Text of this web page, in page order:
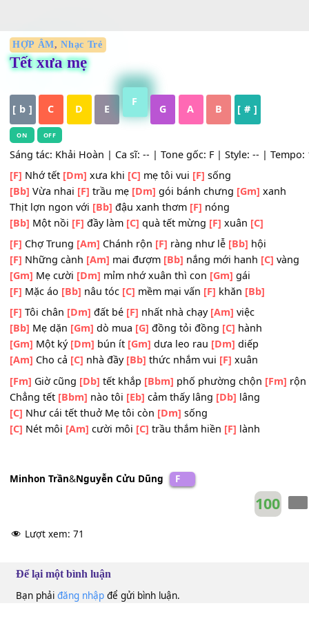
Tết xưa mẹ
[ b ] C D E G A B [ # ]
Sáng tác: Khải Hoàn | Ca sĩ: -- | Tone gốc: F | Style: -- |
[F]Nhớ tết [Dm]xưa khi [C]mẹ tôi vui[F]sống
[Bb]Vừa nhai[F]trầu mẹ[Dm]gói bánh chưng[Gm]
Thịt lợn ngon với[Bb]đậu xanh thơm [F]nóng
[Bb] Một nồi[F]đầy làm[C]quà tết mừng[F]xuân
Chợ Trung [Am] Chánh rộn [F] ràng như lễ
[F]Những cành [Am]mai đượm[Bb]nắng mới hanh
[Gm] Mẹ cười[Dm]mỉm nhớ xuân thì con[Gm]
[F]Mặc áo [Bb]nâu tóc[C]mềm mại vấn[F]khăn
[F]Tôi chân[Dm] đất bé[F]nhất nhà chạy[Am]việc
[Bb]Mẹ dặn[Gm]dò mua[G]đồng tỏi đồng[C]
[Gm]Một ký[Dm] bún ít[Gm]dưa leo rau
[Am]Cho cả[C]nhà đầy[Bb]thức nhắm vui[F]xuân
Chẳng tết[Bbm]nào tôi[Eb]cảm thấy lâng
Như cái tết thuở Mẹ tôi còn[Dm]
[F]lành
Minhon Trần Nguyễn Cửu Dũng